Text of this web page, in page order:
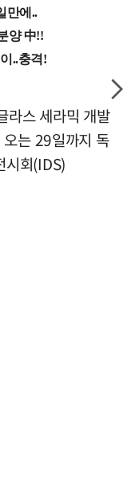
라스 세라믹 개발
는 29일까지 독
시회(IDS)